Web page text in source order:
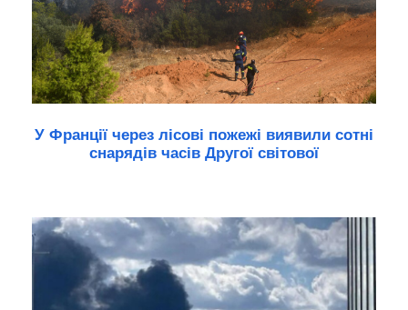
У Франції через лісові пожежі виявили сотні
снарядів часів Другої світової